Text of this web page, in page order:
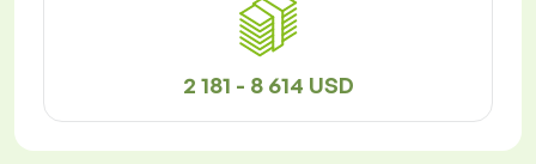
2 181 - 8 614 USD